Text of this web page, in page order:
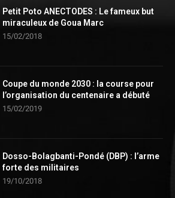
Petit Poto ANECTODES : Le fameux but
miraculeux de Goua Marc
15/02/2018
Coupe du monde 2030 : la course pour
l’organisation du centenaire a débuté
15/02/2019
Dosso-Bolagbanti-Pondé (DBP) : l’arme
forte des militaires
19/10/2018